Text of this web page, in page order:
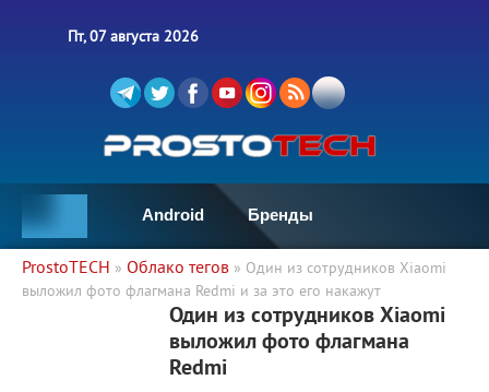
Пт, 07 августа 2026
Android Бренды
ProstoTECH » Облако тегов » Один из сотрудников Xiaomi
выложил фото флагмана Redmi и за это его накажут
3 497 0
Один из сотрудников Xiaomi
выложил фото флагмана
Redmi